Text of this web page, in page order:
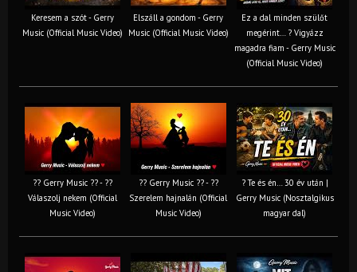
Keresem a szót - Gerry
Music (Official Music Video)
Elszáll a gondom - Gerry
Music (Official Music Video)
Ez a dal minden szülőt
megérint… ? Vigyázz
magadra fiam - Gerry Music
(Official Music Video)
?? Gerry Music ?? - ??
Válaszolj nekem (Official
Music Video)
?? Gerry Music ?? - ??
Szerelem hajnalán (Official
Music Video)
? Te és én… 30 év után |
Gerry Music (Nosztalgikus
magyar dal)